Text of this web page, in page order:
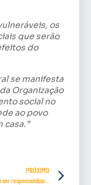
os
que serão
do
se manifesta
Organização
social no
ao povo
casa.”
PRÓXIMO
Empresas podem ser responsabilizadas se trabalhador for infectado pelo coronavírus